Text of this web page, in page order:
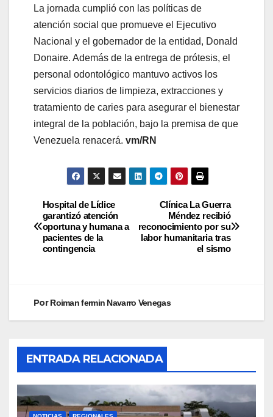
La jornada cumplió con las políticas de
atención social que promueve el Ejecutivo
Nacional y el gobernador de la entidad, Donald
Donaire. Además de la entrega de prótesis, el
personal odontológico mantuvo activos los
servicios diarios de limpieza, extracciones y
tratamiento de caries para asegurar el bienestar
integral de la población, bajo la premisa de que
Venezuela renacerá. vm/RN
Clínica La Guerra
Méndez recibió
reconocimiento por su
labor humanitaria tras
el sismo
Hospital de Lídice
garantizó atención
oportuna y humana a
pacientes de la
contingencia
PorRoiman fermin Navarro Venegas
ENTRADA RELACIONADA